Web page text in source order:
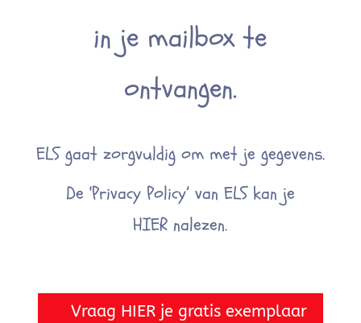
in je mailbox te
ontvangen.
ELS gaat zorgvuldig om met je gegevens.
De ‘Privacy Policy’ van ELS kan je
HIER nalezen.
Vraag HIER je gratis exemplaar